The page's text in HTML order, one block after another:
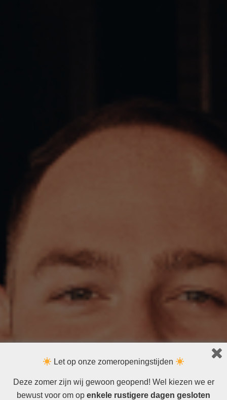
Let op onze zomeropeningstijden
Deze zomer zijn wij gewoon geopend! Wel kiezen we er
bewust voor om op enkele rustigere dagen gesloten